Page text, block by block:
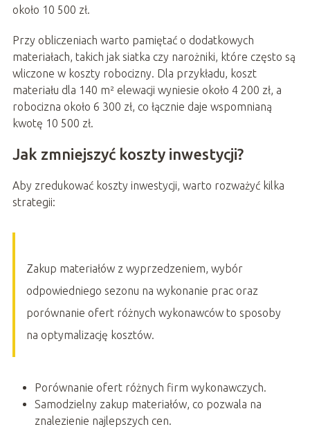
około 10 500 zł.
Przy obliczeniach warto pamiętać o dodatkowych
materiałach, takich jak siatka czy narożniki, które często są
wliczone w koszty robocizny. Dla przykładu, koszt
materiału dla 140 m² elewacji wyniesie około 4 200 zł, a
robocizna około 6 300 zł, co łącznie daje wspomnianą
kwotę 10 500 zł.
Jak zmniejszyć koszty inwestycji?
Aby zredukować koszty inwestycji, warto rozważyć kilka
strategii:
Zakup materiałów z wyprzedzeniem, wybór
odpowiedniego sezonu na wykonanie prac oraz
porównanie ofert różnych wykonawców to sposoby
na optymalizację kosztów.
Porównanie ofert różnych firm wykonawczych.
Samodzielny zakup materiałów, co pozwala na
znalezienie najlepszych cen.